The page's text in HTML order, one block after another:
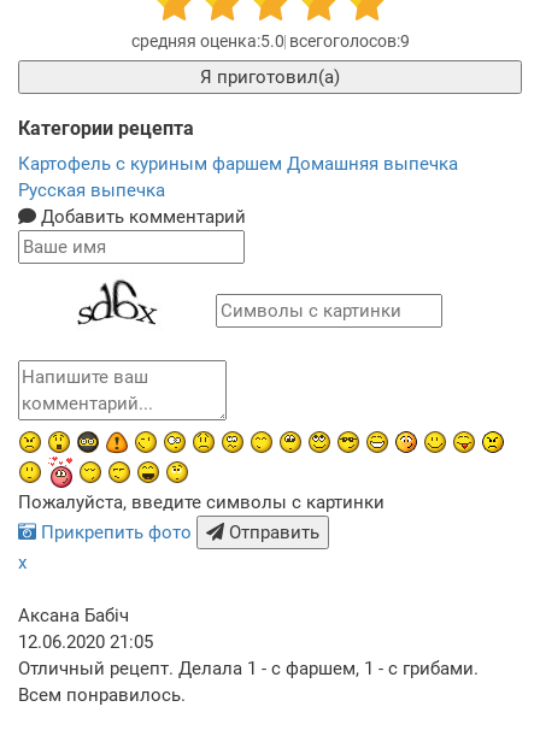
5.0 9
Я приготовил(а)
Категории рецепта
Картофель с куриным фаршем Домашняя выпечка
Русская выпечка
Добавить комментарий
Пожалуйста, введите символы с картинки
Прикрепить фото
Отправить
x
Аксана Бабіч
12.06.2020 21:05
Отличный рецепт. Делала 1 - с фаршем, 1 - с грибами.
Всем понравилось.